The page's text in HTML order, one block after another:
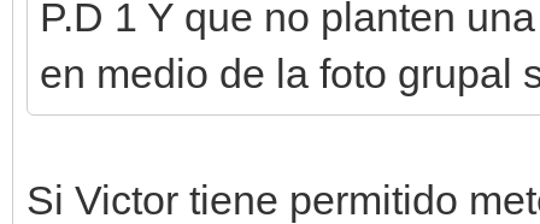
P.D 1 Y que no planten
en medio de la foto grupal
Si Victor tiene permitido